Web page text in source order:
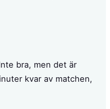
bra, men det är
kvar av matchen,